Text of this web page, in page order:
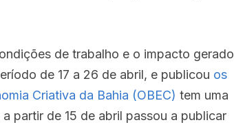
de trabalho e o impacto gerado
de 17 a 26 de abril, e publicou os
Criativa da Bahia (OBEC) tem uma
partir de 15 de abril passou a publicar